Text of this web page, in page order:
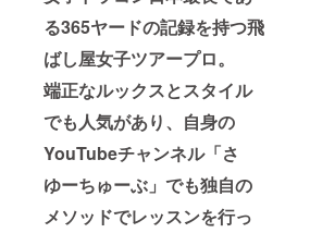
る365ヤードの記録を持つ飛
ばし屋女子ツアープロ。
端正なルックスとスタイル
でも人気があり、自身の
YouTubeチャンネル「さ
ゆーちゅーぶ」でも独自の
メソッドでレッスンを行っ